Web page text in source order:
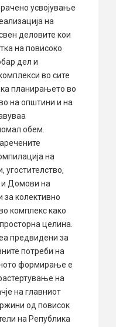
усвојување
на
деловите кои
на повисоко
дел и
во сите
планирањето во
на општини и на
обем.
на
угостителство,
и Домови на
за колективно
комплекс како
целина.
предвидени за
потреби на
формирање е
на
на главниот
од повисок
на Република